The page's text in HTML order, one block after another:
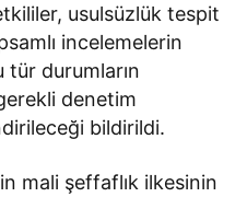
usulsüzlük tespit
incelemelerin
tür durumların
denetim
bildirildi.
mali şeffaflık ilkesinin